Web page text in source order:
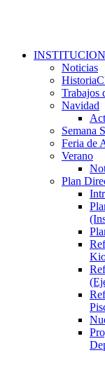
Noticias
Trabajos
Navidad
Semana
Feria de
Verano
Plan